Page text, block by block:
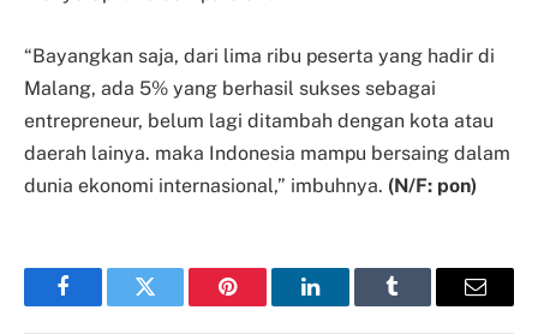
“Bayangkan saja, dari lima ribu peserta yang hadir di
Malang, ada 5% yang berhasil sukses sebagai
entrepreneur, belum lagi ditambah dengan kota atau
daerah lainya. maka Indonesia mampu bersaing dalam
dunia ekonomi internasional,” imbuhnya. (N/F: pon)
FacebookTwitter Pinterest LinkedInTumblr Email